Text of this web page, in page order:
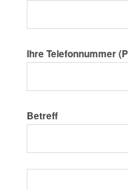
Ihre Telefonnummer
Betreff